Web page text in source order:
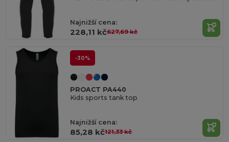
Najnižší cena:
228,11 kč627,69 kč
-30%
PROACT PA440
Kids sports tank top
Najnižší cena:
85,28 kč121,33 kč